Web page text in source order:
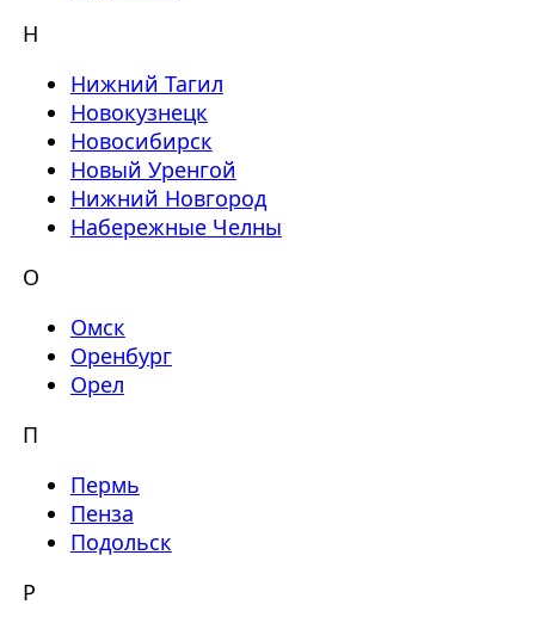
Н
Нижний Тагил
Новокузнецк
Новосибирск
Новый Уренгой
Нижний Новгород
Набережные Челны
О
Омск
Оренбург
Орел
П
Пермь
Пенза
Подольск
Р